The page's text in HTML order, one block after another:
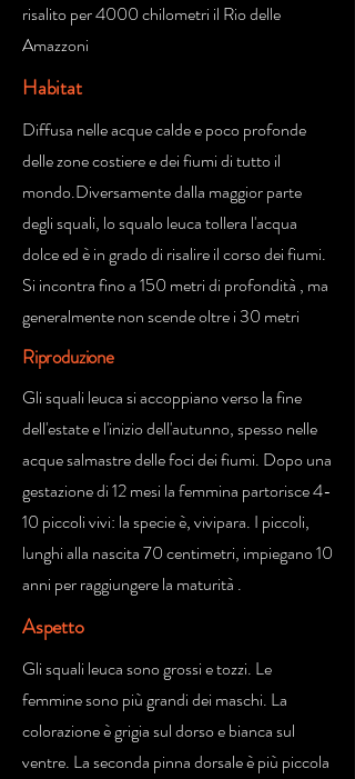
risalito per 4000 chilometri il Rio delle
Amazzoni
Habitat
Diffusa nelle acque calde e poco profonde
delle zone costiere e dei fiumi di tutto il
mondo.Diversamente dalla maggior parte
degli squali, lo squalo leuca tollera l'acqua
dolce ed è in grado di risalire il corso dei fiumi.
Si incontra fino a 150 metri di profondità , ma
generalmente non scende oltre i 30 metri
Riproduzione
Gli squali leuca si accoppiano verso la fine
dell'estate e l'inizio dell'autunno, spesso nelle
acque salmastre delle foci dei fiumi. Dopo una
gestazione di 12 mesi la femmina partorisce 4-
10 piccoli vivi: la specie è, vivipara. I piccoli,
lunghi alla nascita 70 centimetri, impiegano 10
anni per raggiungere la maturità .
Aspetto
Gli squali leuca sono grossi e tozzi. Le
femmine sono più grandi dei maschi. La
colorazione è grigia sul dorso e bianca sul
ventre. La seconda pinna dorsale è più piccola